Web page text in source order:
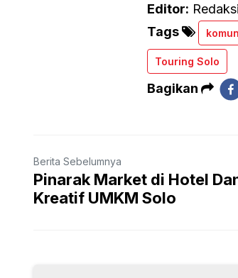
Editor: Redaksi
Tags
Touring Solo
Bagikan
Berita Sebelumnya
Pinarak Market di Hotel
Kreatif UMKM Solo